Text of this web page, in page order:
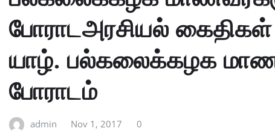
போராடஅரசியல்
யாழ். பல்கலைக்கழக
போராடம்
admin Nov 1, 2017 0